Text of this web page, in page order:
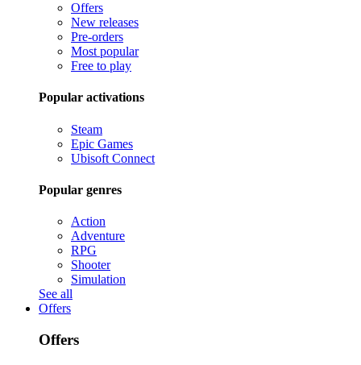
Offers
New releases
Pre-orders
Most popular
Free to play
Popular activations
Steam
Epic Games
Ubisoft Connect
Popular genres
Action
Adventure
RPG
Shooter
Simulation
See all
Offers
Offers